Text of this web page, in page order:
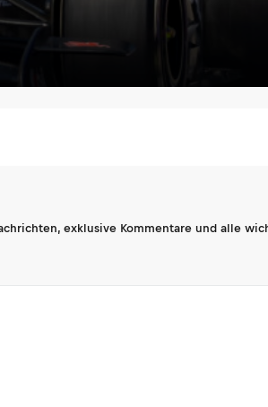
exklusive Kommentare und alle